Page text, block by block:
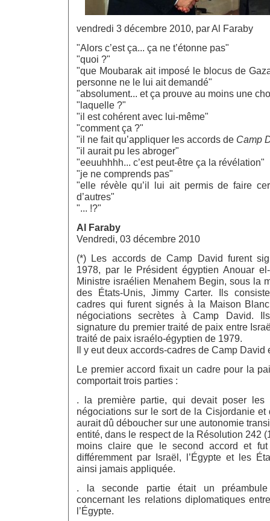
vendredi 3 décembre 2010, par Al Faraby
"Alors c’est ça... ça ne t’étonne pas"
"quoi ?"
"que Moubarak ait imposé le blocus de
personne ne le lui ait demandé"
"absolument... et ça prouve au moins une
"laquelle ?"
"il est cohérent avec lui-même"
"comment ça ?"
"il ne fait qu’appliquer les accords de Camp
"il aurait pu les abroger"
"eeuuhhhh... c’est peut-être ça la révélation"
"je ne comprends pas"
"elle révèle qu’il lui ait permis de faire
d’autres"
"... !?"
Al Faraby
Vendredi, 03 décembre 2010
(*) Les accords de Camp David furent
1978, par le Président égyptien Anouar
Ministre israélien Menahem Begin, sous la
des États-Unis, Jimmy Carter. Ils
cadres qui furent signés à la Maison
négociations secrètes à Camp David.
signature du premier traité de paix entre
traité de paix israélo-égyptien de 1979.
Il y eut deux accords-cadres de Camp David
Le premier accord fixait un cadre pour la
comportait trois parties :
. la première partie, qui devait poser les
négociations sur le sort de la Cisjordanie et
aurait dû déboucher sur une autonomie
entité, dans le respect de la Résolution 242
moins claire que le second accord et fut
différemment par Israël, l’Égypte et les
ainsi jamais appliquée.
. la seconde partie était un
concernant les relations diplomatiques
l’Égypte.